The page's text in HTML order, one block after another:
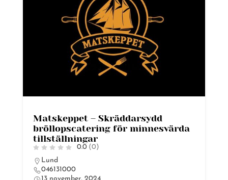
Matskeppet – Skräddarsydd
bröllopscatering för minnesvärda
tillställningar
0.0 (0)
Lund
046131000